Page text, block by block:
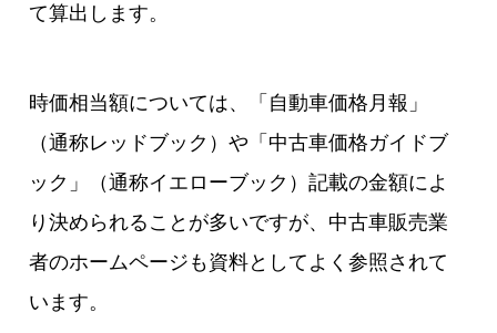
て算出します。
時価相当額については、「自動車価格月報」
（通称レッドブック）や「中古車価格ガイドブ
ック」（通称イエローブック）記載の金額によ
り決められることが多いですが、中古車販売業
者のホームページも資料としてよく参照されて
います。